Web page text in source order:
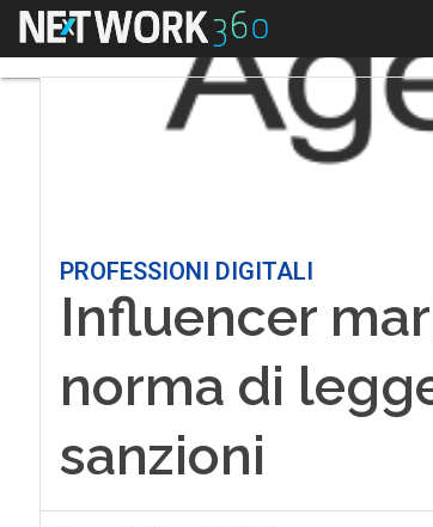
Menu
PROFESSIONI DIGITALI
Influencer
norma di
sanzioni